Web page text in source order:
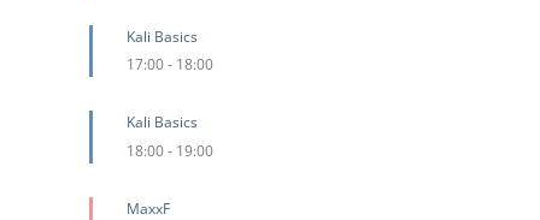
Kali Basics
17:00- 18:00
Kali Basics
18:00- 19:00
MaxxF